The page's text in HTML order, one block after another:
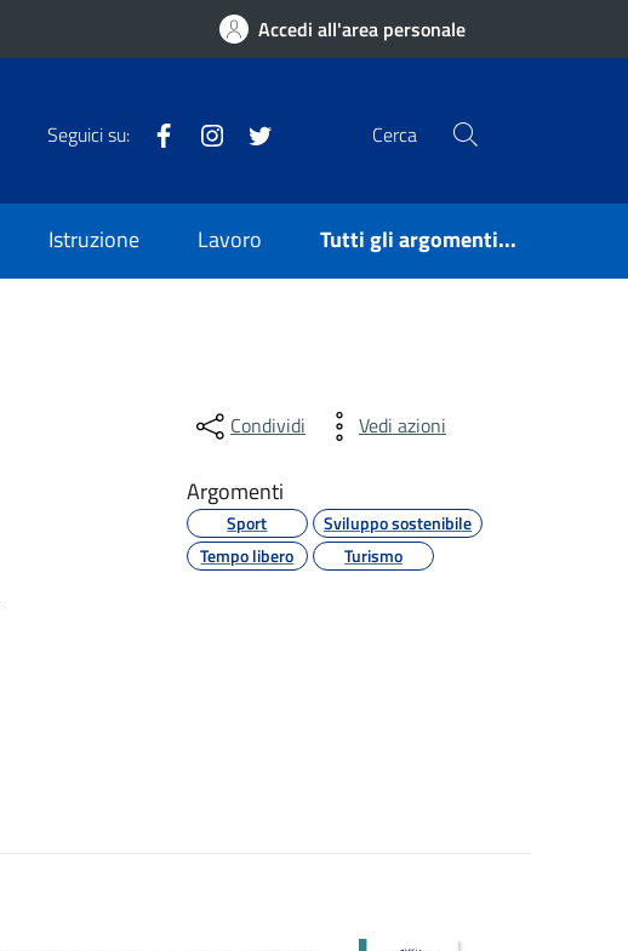
Accedi all'area personale
Seguici su: FacebookInstagram Cerca
Istruzione Lavoro Tutti gli argomenti...
Condividi Vedi azioni
Argomenti
Sport
Sviluppo sostenibile
Tempo libero
Turismo